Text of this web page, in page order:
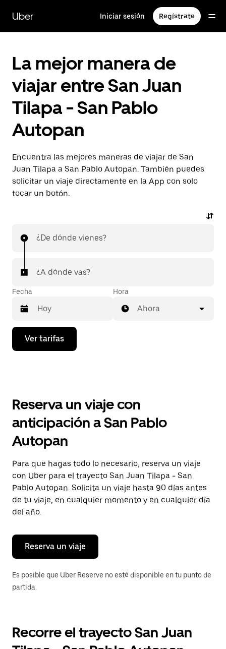
contenido
principal
Uber Iniciar sesión Regístrate
La mejor manera de
viajar entre San Juan
Tilapa - San Pablo
Autopan
Encuentra las mejores maneras de viajar de San
Juan Tilapa a San Pablo Autopan. También puedes
solicitar un viaje directamente en la App con solo
tocar un botón.
¿De dónde vienes?
¿A dónde vas?
Fecha
Presiona
flecha
el
y
selecciona
una
Presiona
la
tecla Esc
para
cerrar
el
calendario.
Hora
Ahora
Ver tarifas
Reserva un viaje con
anticipación a San Pablo
Autopan
Para que hagas todo lo necesario, reserva un viaje
con Uber para el trayecto San Juan Tilapa - San
Pablo Autopan. Solicita un viaje hasta 90 días antes
de tu viaje, en cualquier momento y en cualquier día
del año.
Reserva un viaje
Es posible que Uber Reserve no esté disponible en tu punto de
partida.
Recorre el trayecto San Juan